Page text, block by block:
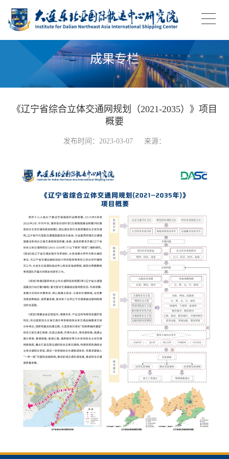
成果专栏
《辽宁省综合立体交通网规划（2021-2035）》项目
概要
发布时间：2023-03-07 来源：